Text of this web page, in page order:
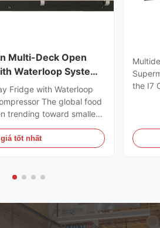
Multi-Deck Open
Waterloop System
Fridge with Waterloop
The global food
trending toward smaller
face the issue of
space-saving, and
tốt nhất
the I7